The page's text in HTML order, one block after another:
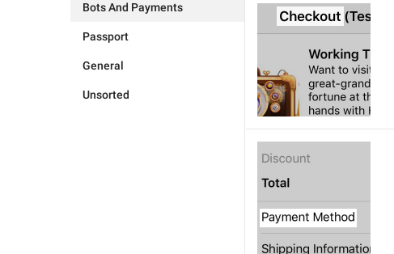
Bots And Payments
Passport
General
Unsorted